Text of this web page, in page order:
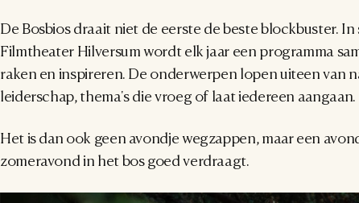
De Bosbios draait niet de eerste de beste blockbuster.
Filmtheater Hilversum wordt elk jaar een programma
raken en inspireren. De onderwerpen lopen uiteen van
leiderschap, thema's die vroeg of laat iedereen aangaan.
Het is dan ook geen avondje wegzappen, maar een
zomeravond in het bos goed verdraagt.